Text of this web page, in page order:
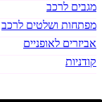
מגבים לרכב
מפתחות ושלטים לרכב
אביזרים לאופניים
קודניות